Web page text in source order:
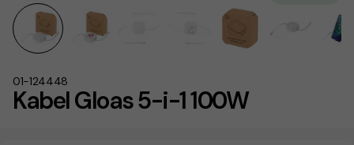
Kabel Gloas 5-i-1 100W
01-124448